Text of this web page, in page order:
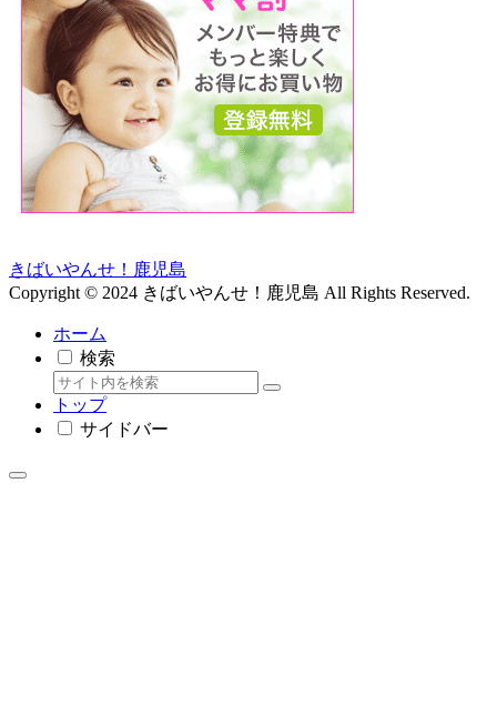
きばいやんせ！鹿児島
Copyright © 2024 きばいやんせ！鹿児島 All Rights Reserved.
ホーム
検索
トップ
サイドバー